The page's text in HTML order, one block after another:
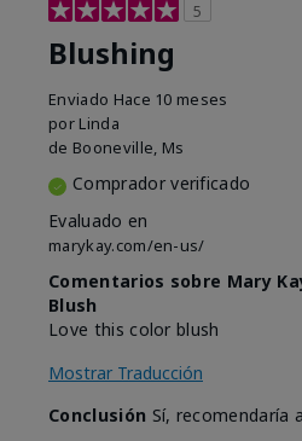
5
Blushing
Enviado Hace 10 meses
por Linda
de Booneville, Ms
Comprador verificado
Evaluado en
marykay.com/en-us/
Comentarios sobre Mary
Blush
Love this color blush
Mostrar Traducción
Conclusión Sí, recomendaría